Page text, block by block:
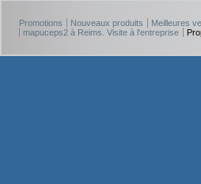
Promotions Nouveaux produits Meilleures
mapuceps2 à Reims. Visite à l'entreprise